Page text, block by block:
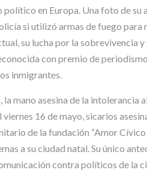
en Europa. Una foto de su
si utilizó armas de fuego
su lucha por la sobrevivencia
con premio de
inmigrantes.
la mano asesina de la
viernes 16 de mayo, sicarios
de la fundación “Amor
a su ciudad natal. Su único
contra políticos de la